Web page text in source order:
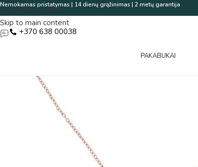
Skip to navigation
Skip to main content
Nemokamas pristatymas | 14 dienų grąžinimas | 2 metų garantija
+370 638 00038
PAKABUKAI